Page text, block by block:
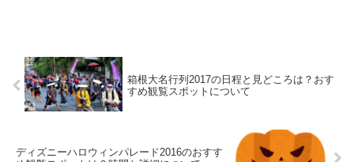
箱根大名行列2017の日程と見どころは？おす
すめ観覧スポットについて
ディズニーハロウィンパレード2016のおすす